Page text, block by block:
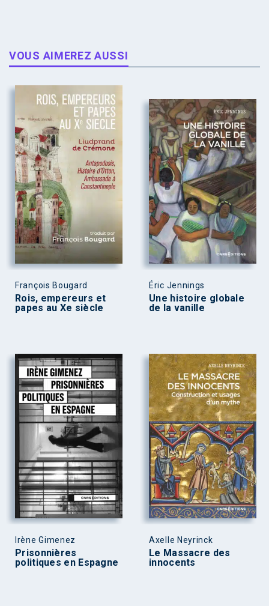
VOUS AIMEREZ AUSSI
François Bougard
Rois, empereurs et
papes au Xe siècle
Éric Jennings
Une histoire globale
de la vanille
Irène Gimenez
Prisonnières
politiques en Espagne
Axelle Neyrinck
Le Massacre des
innocents